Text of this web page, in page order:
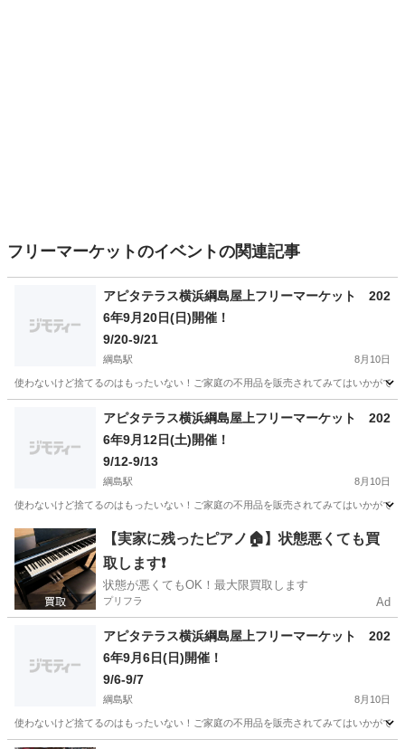
フリーマーケットのイベントの関連記事
アピタテラス横浜綱島屋上フリーマーケット 202
6年9月20日(日)開催！
9/20-9/21
綱島駅 8月10日
使わないけど捨てるのはもったいない！ご家庭の不用品を販売されてみてはいかがで
綱島駅 フリーマーケット 掘り出し物
アピタテラス横浜綱島屋上フリーマーケット 202
6年9月12日(土)開催！
9/12-9/13
綱島駅 8月10日
使わないけど捨てるのはもったいない！ご家庭の不用品を販売されてみてはいかがで
神奈川 横浜市 綱島駅 フリーマーケット 掘り出し物
【実家に残ったピアノ🏠】状態悪くても買
取します❗️
状態が悪くてもOK！最大限買取します
プリフラ Ad
アピタテラス横浜綱島屋上フリーマーケット 202
6年9月6日(日)開催！
9/6-9/7
綱島駅 8月10日
使わないけど捨てるのはもったいない！ご家庭の不用品を販売されてみてはいかがで